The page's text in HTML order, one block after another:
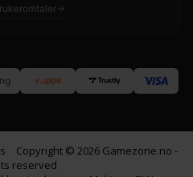
Copyright © 2026 Gamezone.no -
reserved